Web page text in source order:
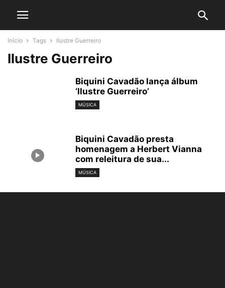
Início Tags Ilustre Guerreiro
Ilustre Guerreiro
Biquini Cavadão lança álbum
‘Ilustre Guerreiro’
MÚSICA
Biquini Cavadão presta
homenagem a Herbert Vianna
com releitura de sua...
MÚSICA